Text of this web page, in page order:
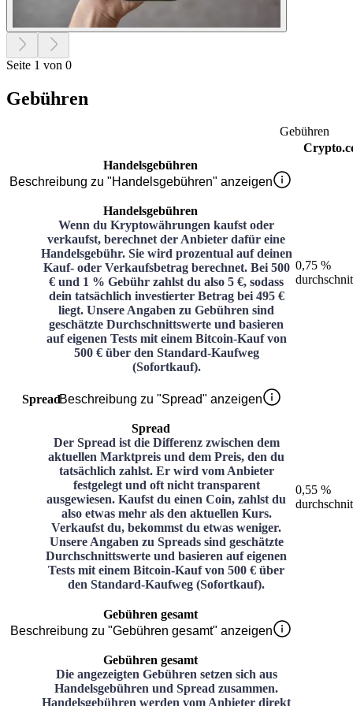
Seite 1 von 0
Gebühren
Gebühren
Handelsgebühren
Beschreibung zu "Handelsgebühren" anzeigen
Handelsgebühren
Wenn du Kryptowährungen kaufst oder
verkaufst, berechnet der Anbieter dafür eine
Handelsgebühr. Sie wird prozentual auf deinen
Kauf- oder Verkaufsbetrag berechnet. Bei 500
€ und 1 % Gebühr zahlst du also 5 €, sodass
dein tatsächlich investierter Betrag bei 495 €
liegt. Unsere Angaben zu Gebühren sind
geschätzte Durchschnittswerte und basieren
auf eigenen Tests mit einem Bitcoin-Kauf von
500 € über den Standard-Kaufweg
(Sofortkauf).
0,75 %
SpreadBeschreibung zu "Spread" anzeigen
Spread
Der Spread ist die Differenz zwischen dem
aktuellen Marktpreis und dem Preis, den du
tatsächlich zahlst. Er wird vom Anbieter
festgelegt und oft nicht transparent
ausgewiesen. Kaufst du einen Coin, zahlst du
also etwas mehr als den aktuellen Kurs.
Verkaufst du, bekommst du etwas weniger.
Unsere Angaben zu Spreads sind geschätzte
Durchschnittswerte und basieren auf eigenen
Tests mit einem Bitcoin-Kauf von 500 € über
den Standard-Kaufweg (Sofortkauf).
0,55 %
Gebühren gesamt
Beschreibung zu "Gebühren gesamt" anzeigen
Gebühren gesamt
Die angezeigten Gebühren setzen sich aus
Handelsgebühren und Spread zusammen.
Handelsgebühren werden vom Anbieter direkt